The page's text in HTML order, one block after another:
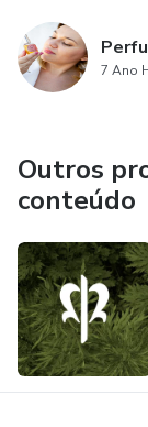
7 Ano
Outros
conteúdo